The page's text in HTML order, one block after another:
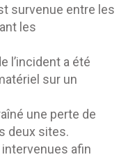
survenue entre les
les
l’incident a été
sur un
une perte de
deux sites.
afin